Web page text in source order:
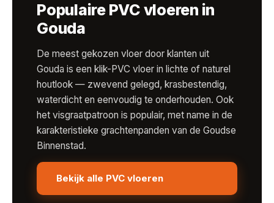
Populaire PVC vloeren in
Gouda
De meest gekozen vloer door klanten uit
Gouda is een klik-PVC vloer in lichte of naturel
houtlook — zwevend gelegd, krasbestendig,
waterdicht en eenvoudig te onderhouden. Ook
het visgraatpatroon is populair, met name in de
karakteristieke grachtenpanden van de Goudse
Binnenstad.
Bekijk alle PVC vloeren